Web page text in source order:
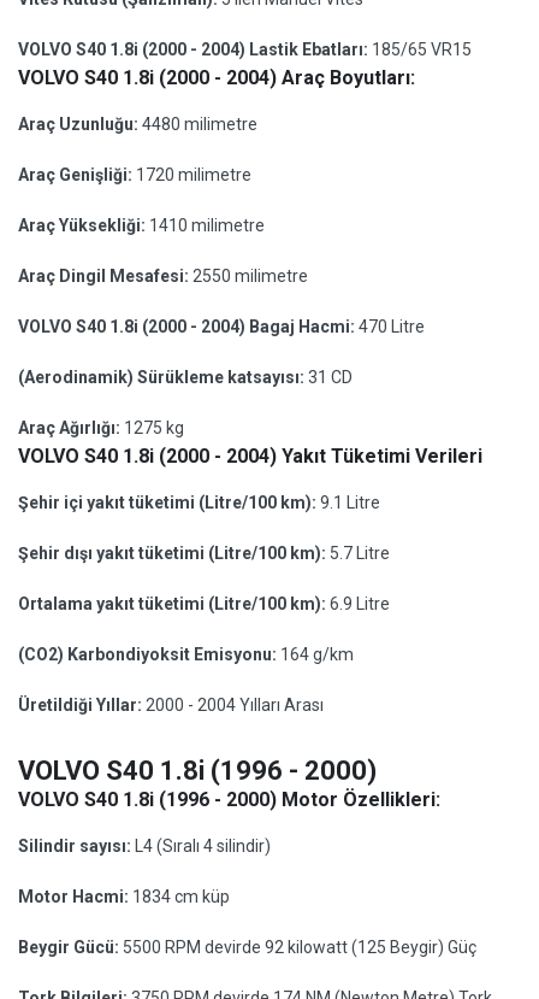
VOLVO S40 1.8i (2000 - 2004) Lastik Ebatları: 185/65 VR15
VOLVO S40 1.8i (2000 - 2004) Araç Boyutları:
Araç Uzunluğu: 4480 milimetre
Araç Genişliği: 1720 milimetre
Araç Yüksekliği: 1410 milimetre
Araç Dingil Mesafesi: 2550 milimetre
VOLVO S40 1.8i (2000 - 2004) Bagaj Hacmi: 470 Litre
(Aerodinamik) Sürükleme katsayısı: 31 CD
Araç Ağırlığı: 1275 kg
VOLVO S40 1.8i (2000 - 2004) Yakıt Tüketimi Verileri
Şehir içi yakıt tüketimi (Litre/100 km): 9.1 Litre
Şehir dışı yakıt tüketimi (Litre/100 km): 5.7 Litre
Ortalama yakıt tüketimi (Litre/100 km): 6.9 Litre
(CO2) Karbondiyoksit Emisyonu: 164 g/km
Üretildiği Yıllar: 2000 - 2004 Yılları Arası
VOLVO S40 1.8i (1996 - 2000)
VOLVO S40 1.8i (1996 - 2000) Motor Özellikleri:
Silindir sayısı: L4 (Sıralı 4 silindir)
Motor Hacmi: 1834 cm küp
Beygir Gücü: 5500 RPM devirde 92 kilowatt (125 Beygir) Güç